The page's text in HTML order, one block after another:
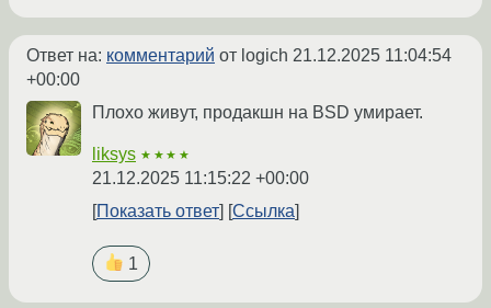
Ответ на: комментарий от logich 21.12.2025 11:04:54
+00:00
Плохо живут, продакшн на BSD умирает.
liksys ★★★★
21.12.2025 11:15:22 +00:00
Показать ответ
Ссылка
1